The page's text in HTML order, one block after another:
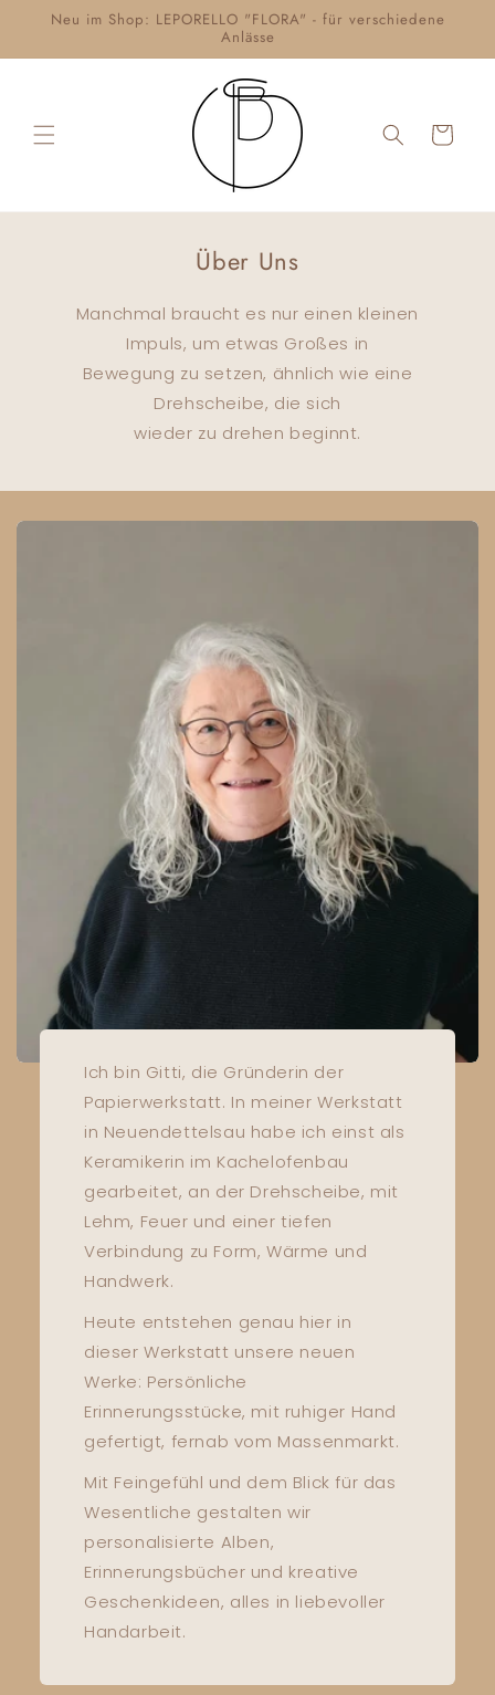
Neu im Shop: LEPORELLO "FLORA" - für verschiedene
Anlässe
Warenkorb
Über Uns
Manchmal braucht es nur einen kleinen
Impuls, um etwas Großes in
Bewegung zu setzen, ähnlich wie eine
Drehscheibe, die sich
wieder zu drehen beginnt.
Ich bin Gitti, die Gründerin der
Papierwerkstatt. In meiner Werkstatt
in Neuendettelsau habe ich einst als
Keramikerin im Kachelofenbau
gearbeitet, an der Drehscheibe, mit
Lehm, Feuer und einer tiefen
Verbindung zu Form, Wärme und
Handwerk.
Heute entstehen genau hier in
dieser Werkstatt unsere neuen
Werke: Persönliche
Erinnerungsstücke, mit ruhiger Hand
gefertigt, fernab vom Massenmarkt.
Mit Feingefühl und dem Blick für das
Wesentliche gestalten wir
personalisierte Alben,
Erinnerungsbücher und kreative
Geschenkideen, alles in liebevoller
Handarbeit.